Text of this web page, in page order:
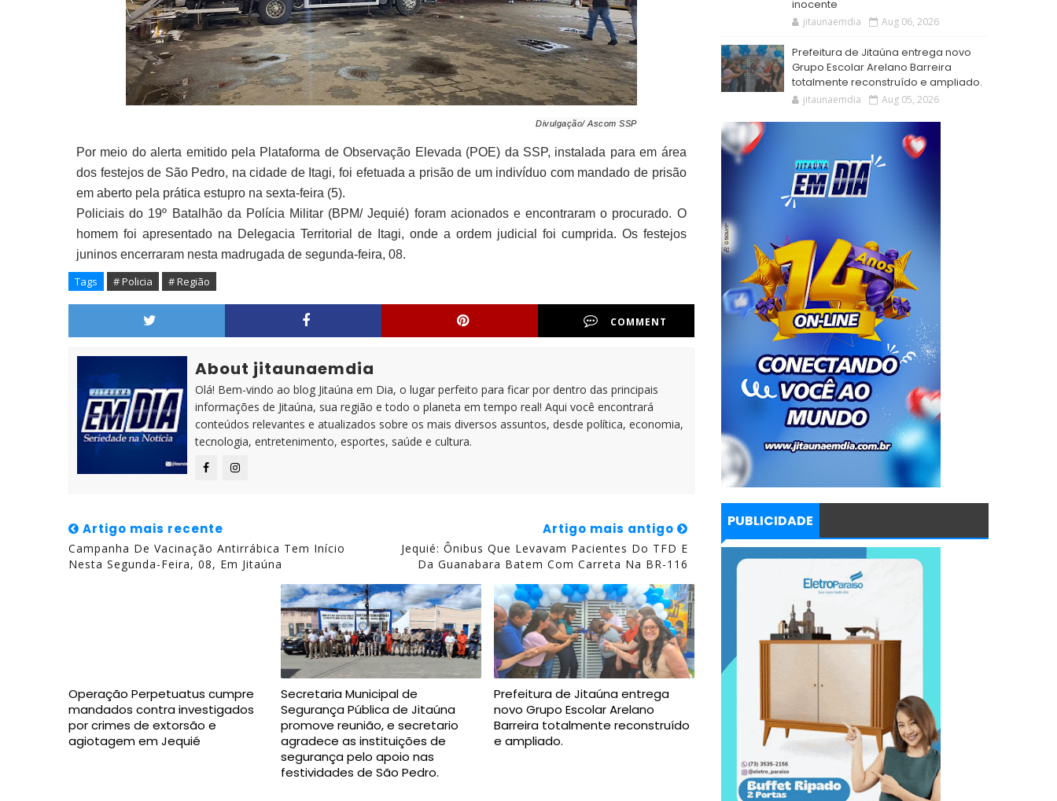
Divulgação/ Ascom SSP
Por meio do alerta emitido pela Plataforma de Observação Elevada (POE) da SSP, instalada para em área
dos festejos de São Pedro, na cidade de Itagi, foi efetuada a prisão de um indivíduo com mandado de prisão
em aberto pela prática estupro na sexta-feira (5).
Policiais do 19º Batalhão da Polícia Militar (BPM/ Jequié) foram acionados e encontraram o procurado. O
homem foi apresentado na Delegacia Territorial de Itagi, onde a ordem judicial foi cumprida. Os festejos
juninos encerraram nesta madrugada de segunda-feira, 08.
Tags # Policia # Região
COMMENT
About jitaunaemdia
Olá! Bem-vindo ao blog Jitaúna em Dia, o lugar perfeito para ficar por dentro das principais
informações de Jitaúna, sua região e todo o planeta em tempo real! Aqui você encontrará
conteúdos relevantes e atualizados sobre os mais diversos assuntos, desde política, economia,
tecnologia, entretenimento, esportes, saúde e cultura.
Artigo mais recente
Campanha De Vacinação Antirrábica Tem Início
Nesta Segunda-Feira, 08, Em Jitaúna
Artigo mais antigo
Jequié: Ônibus Que Levavam Pacientes Do TFD E
Da Guanabara Batem Com Carreta Na BR-116
Operação Perpetuatus cumpre
mandados contra investigados
por crimes de extorsão e
agiotagem em Jequié
Secretaria Municipal de
Segurança Pública de Jitaúna
promove reunião, e secretario
agradece as instituições de
segurança pelo apoio nas
festividades de São Pedro.
Prefeitura de Jitaúna entrega
novo Grupo Escolar Arelano
Barreira totalmente reconstruído
e ampliado.
inocente
jitaunaemdia Aug 06, 2026
Prefeitura de Jitaúna entrega novo
Grupo Escolar Arelano Barreira
totalmente reconstruído e ampliado.
jitaunaemdia Aug 05, 2026
PUBLICIDADE